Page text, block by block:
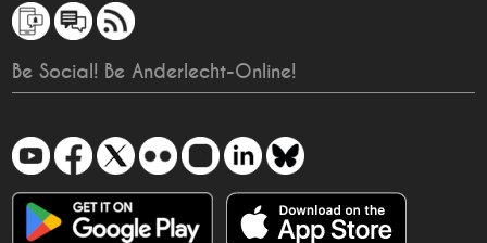
Be Social! Be Anderlecht-Online!